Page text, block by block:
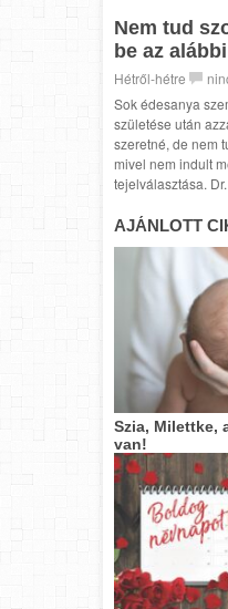
Nem tud
be az
Hétről-hétre
Sok édesanya
születése után
szeretné, de nem
mivel nem indult
tejelválasztása.
AJÁNLOTT
Szia, Milettke,
van!